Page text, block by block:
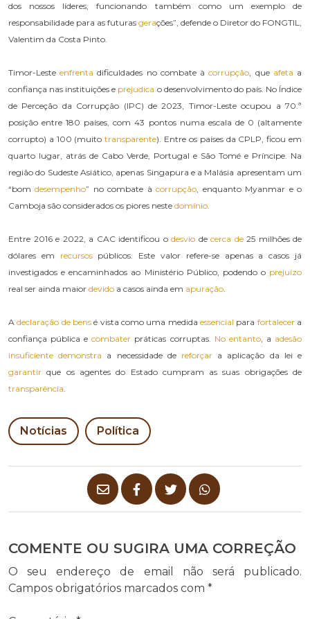
dos nossos líderes, funcionando também como um exemplo de
responsabilidade para as futuras gerações”, defende o Diretor do FONGTIL,
Valentim da Costa Pinto.
Timor-Lesteenfrenta dificuldades no combate àcorrupção, que afeta a
confiança nas instituições e prejudica o desenvolvimento do país. No Índice
de Perceção da Corrupção (IPC) de 2023, Timor-Leste ocupou a 70.ª
posição entre 180 países, com 43 pontos numa escala de 0 (altamente
corrupto) a 100 (muitotransparente). Entre os países da CPLP, ficou em
quarto lugar, atrás de Cabo Verde, Portugal e São Tomé e Príncipe. Na
região do Sudeste Asiático, apenas Singapura e a Malásia apresentam um
“bomdesempenho” no combate àcorrupção, enquanto Myanmar e o
Camboja são considerados os piores neste domínio.
Entre 2016 e 2022, a CAC identificou o desvio de cerca de25 milhões de
dólares em recursospúblicos. Este valor refere-se apenas a casos já
investigados e encaminhados ao Ministério Público, podendo o prejuízo
real ser ainda maior devido a casos ainda em apuração.
Adeclaração de bens é vista como uma medidaessencial para fortalecera
confiança pública ecombater práticas corruptas. No entanto, a adesão
insuficiente demonstra a necessidade de reforçar a aplicação da lei e
garantir que os agentes do Estado cumpram as suas obrigações de
transparência.
Notícias Política
COMENTE OU SUGIRA UMA CORREÇÃO
O seu endereço de email não será publicado.
Campos obrigatórios marcados com *